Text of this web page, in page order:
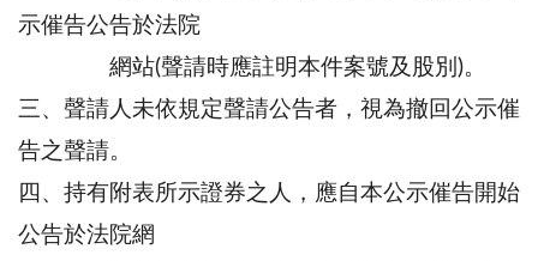
示催告公告於法院
網站(聲請時應註明本件案號及股別)。
三、聲請人未依規定聲請公告者，視為撤回公示催
告之聲請。
四、持有附表所示證券之人，應自本公示催告開始
公告於法院網